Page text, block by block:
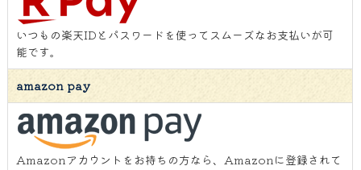
いつもの楽天IDとパスワードを使ってスムーズなお支払いが可
能です。
amazon pay
Amazonアカウントをお持ちの方なら、Amazonに登録されて